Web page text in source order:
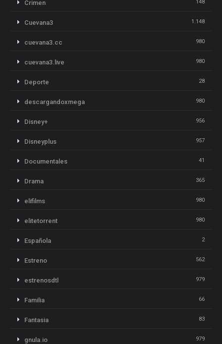
Crimen 148
Cuevana3 1.148
cuevana3.cc 980
cuevana3.live 980
Deporte 28
descargandoxmega 980
Disney+ 956
Disneyplus 957
Documentales 41
Drama 365
elifilms 980
elitetorrent 980
Española 2
Estreno 562
estrenosdtl 979
Familia 66
Fantasia 83
gnula.io 979